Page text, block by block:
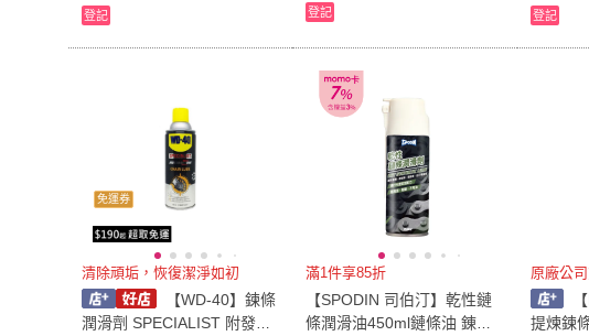
登記 登記 登記
免運券
清除頑垢，恢復潔淨如初
【WD-40】鍊條
潤滑劑 SPECIALIST 附發票
滿1件享85折
【SPODIN 司伯汀】乾性鏈
條潤滑油450ml鏈條油 錬條
原廠公
提煉鍊